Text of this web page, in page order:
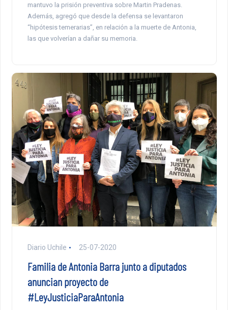
mantuvo la prisión preventiva sobre Martin Pradenas.
Además, agregó que desde la defensa se levantaron
“hipótesis temerarias”, en relación a la muerte de Antonia,
las que volverían a dañar su memoria.
Diario Uchile 25-07-2020
Familia de Antonia Barra junto a diputados
anuncian proyecto de
#LeyJusticiaParaAntonia